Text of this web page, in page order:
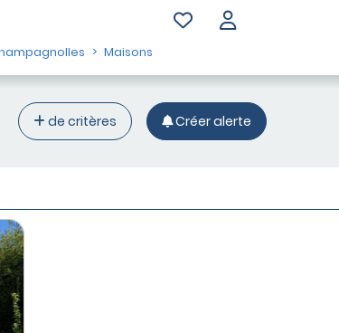
Maisons
de critères Créer alerte